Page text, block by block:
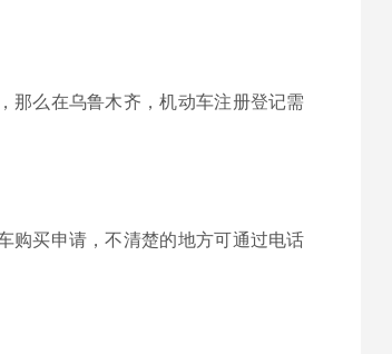
那么在乌鲁木齐，机动车注册登记需
购买申请，不清楚的地方可通过电话